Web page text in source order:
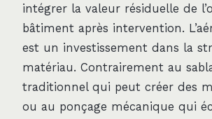
intégrer la valeur résiduelle de
bâtiment après intervention.
est un investissement dans la
matériau. Contrairement au
traditionnel qui peut créer des
ou au ponçage mécanique qui